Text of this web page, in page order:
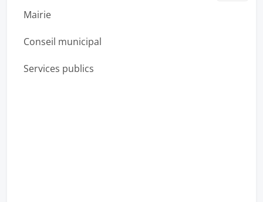
Mairie
Conseil municipal
Services publics